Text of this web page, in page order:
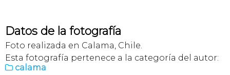
Datos de la fotografía
Foto realizada en Calama, Chile.
Esta fotografía pertenece a la categoría del autor:
 calama